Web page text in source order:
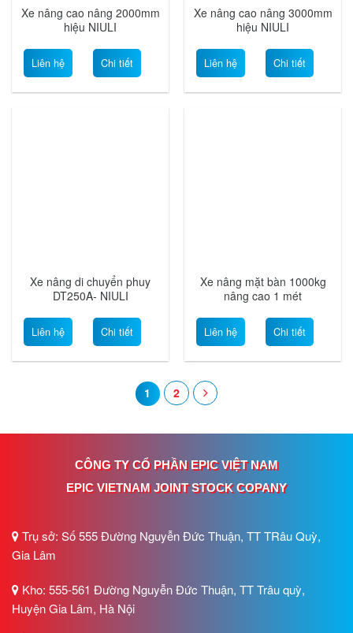
Xe nâng cao nâng 2000mm
hiệu NIULI
Liên hệ Chi tiết
Xe nâng cao nâng 3000mm
hiệu NIULI
Liên hệ Chi tiết
Xe nâng di chuyển phuy
DT250A- NIULI
Liên hệ Chi tiết
Xe nâng mặt bàn 1000kg
nâng cao 1 mét
Liên hệ Chi tiết
1 2
CÔNG TY CỔ PHẦN EPIC VIỆT NAM
EPIC VIETNAM JOINT STOCK COPANY
Trụ sở: Số 555 Đường Nguyễn Đức Thuận, TT TRâu Quỳ,
Gia Lâm
Kho: 555-561 Đường Nguyễn Đức Thuận, TT Trâu quỳ,
Huyện Gia Lâm, Hà Nội